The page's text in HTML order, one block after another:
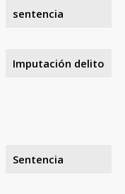
sentencia
Imputación delito
Sentencia